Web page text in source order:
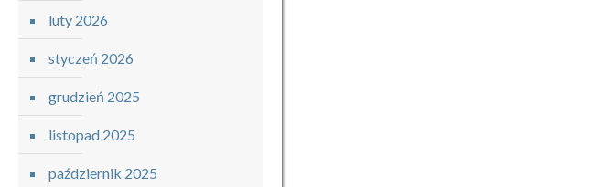
luty 2026
styczeń 2026
grudzień 2025
listopad 2025
październik 2025